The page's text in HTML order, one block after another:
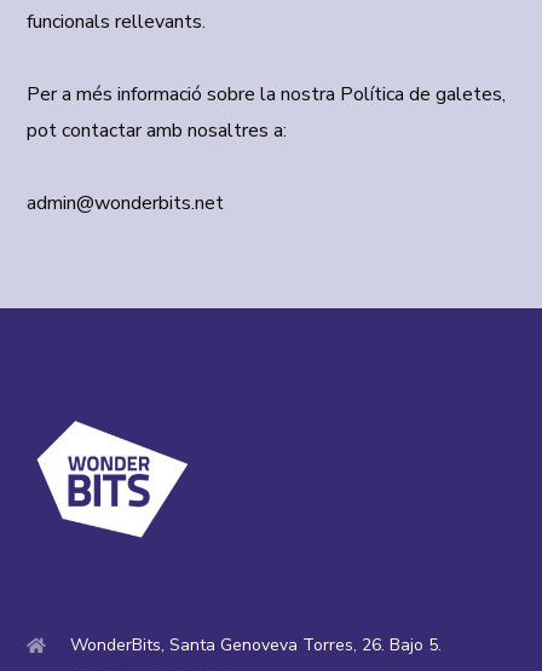
funcionals rellevants.
Per a més informació sobre la nostra Política de galetes,
pot contactar amb nosaltres a:
admin@wonderbits.net
WonderBits, Santa Genoveva Torres, 26. Bajo 5.